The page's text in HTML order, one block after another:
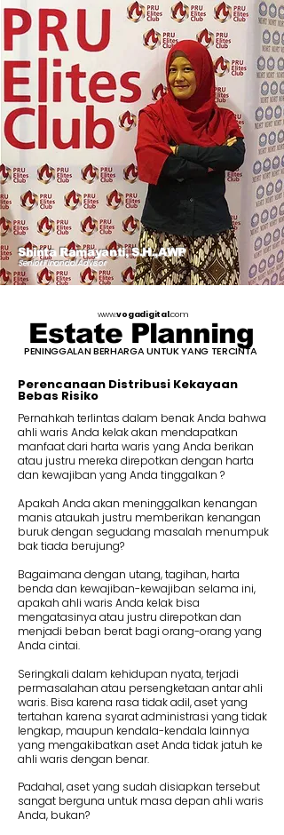
Senior Financial Advisor
Shinta Ramayanti, S.H.,AWP
Estate Planning
PENINGGALAN BERHARGA UNTUK YANG TERCINTA
www.vogadigital.com
Perencanaan Distribusi Kekayaan
Bebas Risiko
Pernahkah terlintas dalam benak Anda bahwa
ahli waris Anda kelak akan mendapatkan
manfaat dari harta waris yang Anda berikan
atau justru mereka direpotkan dengan harta
dan kewajiban yang Anda tinggalkan ?
Apakah Anda akan meninggalkan kenangan
manis ataukah justru memberikan kenangan
buruk dengan segudang masalah menumpuk
bak tiada berujung?
Bagaimana dengan utang, tagihan, harta
benda dan kewajiban-kewajiban selama ini,
apakah ahli waris Anda kelak bisa
mengatasinya atau justru direpotkan dan
menjadi beban berat bagi orang-orang yang
Anda cintai.
Seringkali dalam kehidupan nyata, terjadi
permasalahan atau persengketaan antar ahli
waris. Bisa karena rasa tidak adil, aset yang
tertahan karena syarat administrasi yang tidak
lengkap, maupun kendala-kendala lainnya
yang mengakibatkan aset Anda tidak jatuh ke
ahli waris dengan benar.
Padahal, aset yang sudah disiapkan tersebut
sangat berguna untuk masa depan ahli waris
Anda, bukan?